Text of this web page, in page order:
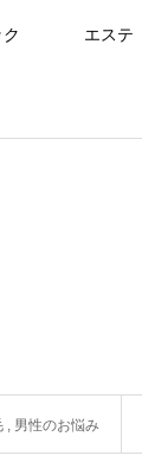
エステ
, 男性のお悩み